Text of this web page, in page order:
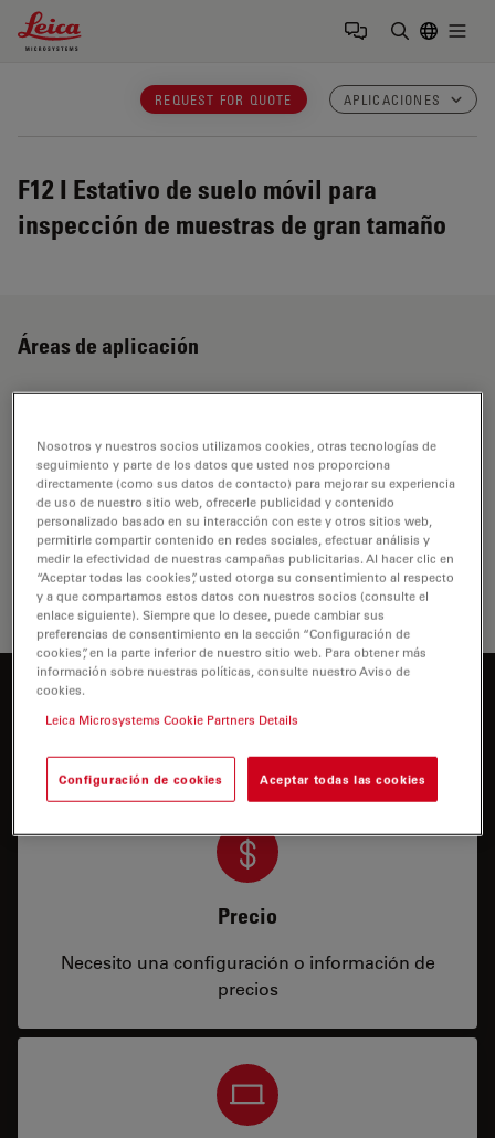
Leica Microsystems Logo
REQUEST FOR QUOTE APLICACIONES
F12 I Estativo de suelo móvil para
inspección de muestras de gran tamaño
Áreas de aplicación
Analizar, restaurar, conservar y documentar obras de
arte u objetos culturales requiere aptitudes técnicas
complejas y el uso de soluciones de adquisición de
imágenes de vanguardia, en especial…
¿Desea saber más?
Precio
Necesito una configuración o información de
precios
Nosotros y nuestros socios utilizamos cookies, otras tecnologías de
seguimiento y parte de los datos que usted nos proporciona
directamente (como sus datos de contacto) para mejorar su experiencia
de uso de nuestro sitio web, ofrecerle publicidad y contenido
personalizado basado en su interacción con este y otros sitios web,
permitirle compartir contenido en redes sociales, efectuar análisis y
medir la efectividad de nuestras campañas publicitarias. Al hacer clic en
“Aceptar todas las cookies”, usted otorga su consentimiento al respecto
y a que compartamos estos datos con nuestros socios (consulte el
enlace siguiente). Siempre que lo desee, puede cambiar sus
preferencias de consentimiento en la sección “Configuración de
cookies”, en la parte inferior de nuestro sitio web. Para obtener más
información sobre nuestras políticas, consulte nuestro Aviso de
cookies.
Leica Microsystems Cookie Partners Details
Configuración de cookies Aceptar todas las cookies